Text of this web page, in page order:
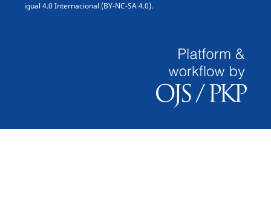
igual 4.0 Internacional (BY-NC-SA 4.0).